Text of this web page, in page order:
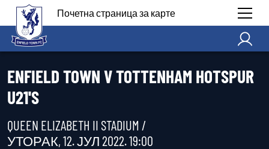
Почетна страница за карте
ENFIELD TOWN V TOTTENHAM HOTSPUR
U21'S
QUEEN ELIZABETH II STADIUM /
УТОРАК, 12. ЈУЛ 2022. 19:00